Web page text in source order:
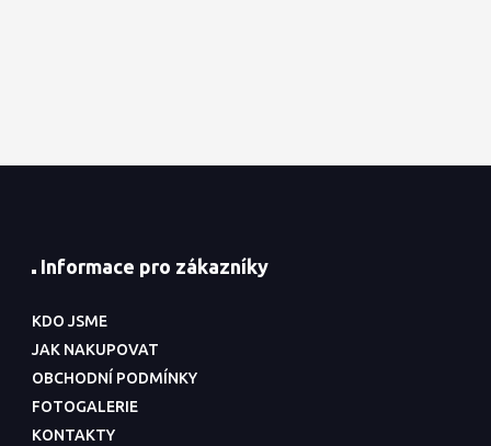
Informace pro zákazníky
KDO JSME
JAK NAKUPOVAT
OBCHODNÍ PODMÍNKY
FOTOGALERIE
KONTAKTY